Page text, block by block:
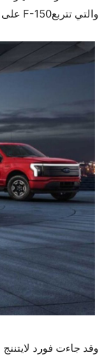
والتي تتربعF-150 على قمته بنسخة كهربائية بالكامل من F-150 تحمل أسم لايتنج (ford) وتعني البرق .
وقد جاءت فورد